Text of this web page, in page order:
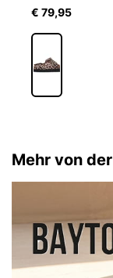
€ 79,95
Mehr von